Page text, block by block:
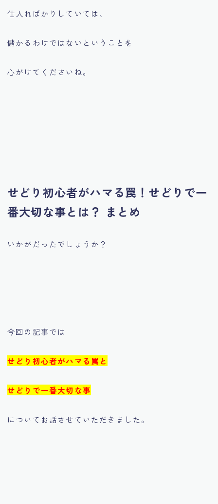
仕入ればかりしていては、
儲かるわけではないということを
心がけてくださいね。
せどり初心者がハマる罠！せどりで一
番大切な事とは？ まとめ
いかがだったでしょうか？
今回の記事では
せどり初心者がハマる罠と
せどりで一番大切な事
についてお話させていただきました。